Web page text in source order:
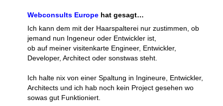
Webconsults Europe hat gesagt…
Ich kann dem mit der Haarspalterei nur zustimmen, ob
jemand nun Ingeneur oder Entwickler ist,
ob auf meiner visitenkarte Engineer, Entwickler,
Developer, Architect oder sonstwas steht.
Ich halte nix von einer Spaltung in Ingineure, Entwickler,
Architects und ich hab noch kein Project gesehen wo
sowas gut Funktioniert.